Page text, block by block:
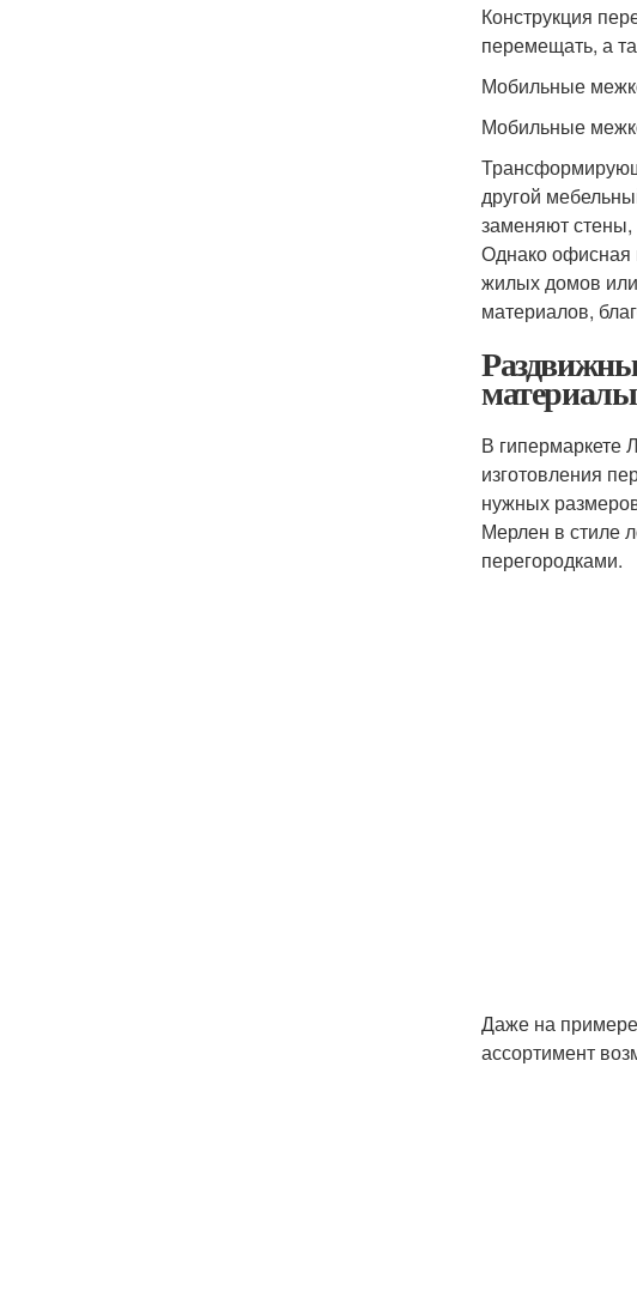
Конструкция
перемещать, а
Мобильные
Мобильные
другой
заменяют
Однако офисная
жилых домов
материалов,
В гипермаркете
изготовления
нужных
Мерлен в стиле
перегородками.
Даже на примере
ассортимент